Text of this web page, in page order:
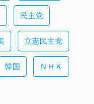
民主党
立憲民主党
韓国 ＮＨＫ